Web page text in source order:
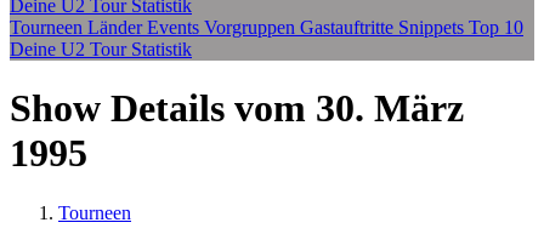
Deine U2 Tour Statistik
Tourneen LänderEvents Vorgruppen Gastauftritte Snippets Top 10
Deine U2 Tour Statistik
Show Details vom 30. März
1995
Tourneen